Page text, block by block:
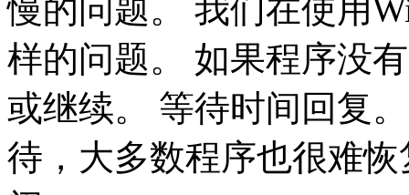
慢的问题。 我们在使用
样的问题。 如果程序没
或继续。 等待时间回复
待，大多数程序也很难